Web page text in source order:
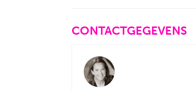
CONTACTGEGEVENS